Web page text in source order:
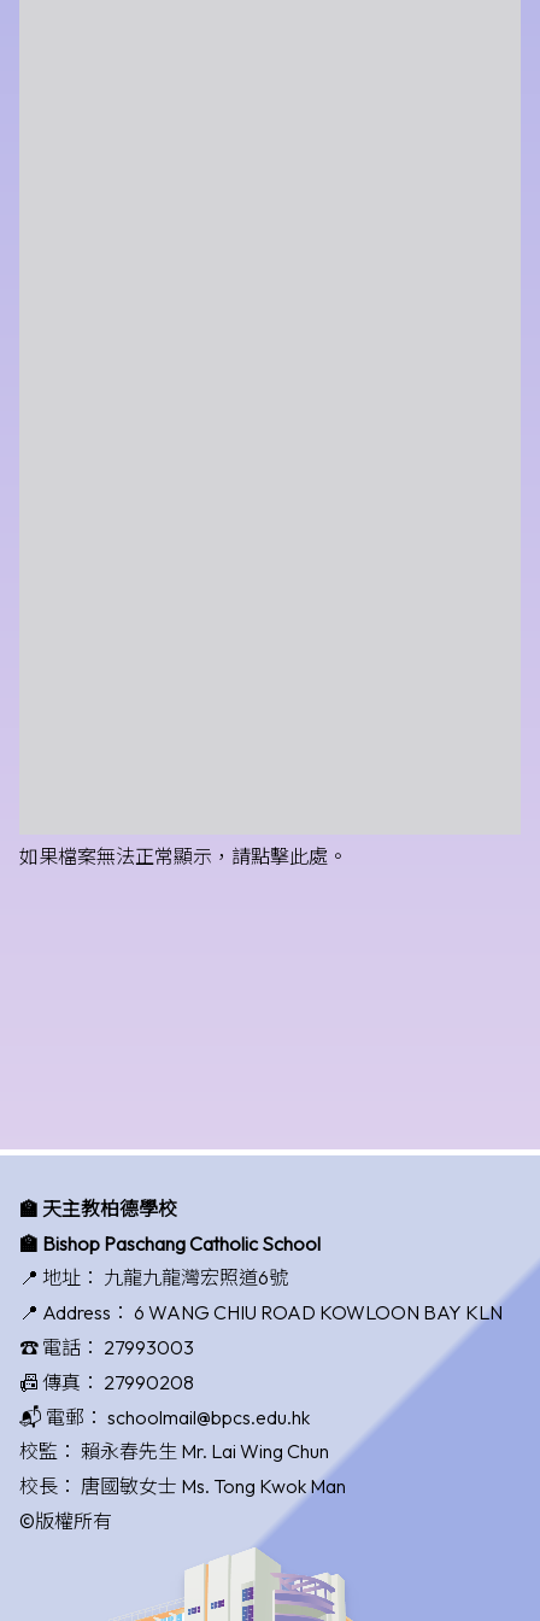
如果檔案無法正常顯示，請點擊此處。
🏫 天主教柏德學校
🏫 Bishop Paschang Catholic School
📍 地址： 九龍九龍灣宏照道6號
📍 Address： 6 WANG CHIU ROAD KOWLOON BAY KLN
☎️ 電話： 27993003
📠 傳真： 27990208
📬 電郵： schoolmail@bpcs.edu.hk
校監： 賴永春先生 Mr. Lai Wing Chun
校長： 唐國敏女士 Ms. Tong Kwok Man
©版權所有